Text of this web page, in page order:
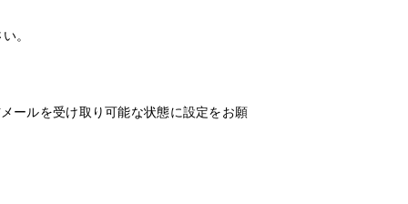
。
ールを受け取り可能な状態に設定をお願